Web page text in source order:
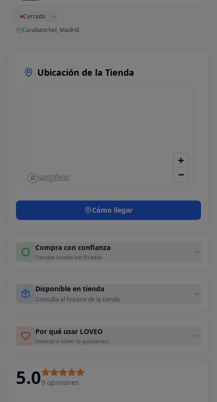
Cerrado
Carabanchel, Madrid
Ubicación de la Tienda
Cómo llegar
Compra con confianza
Tiendas locales verificadas
Disponible en tienda
Consulta el horario de la tienda
Por qué usar LOVEO
Descubre cómo te ayudamos
5.09 opiniones